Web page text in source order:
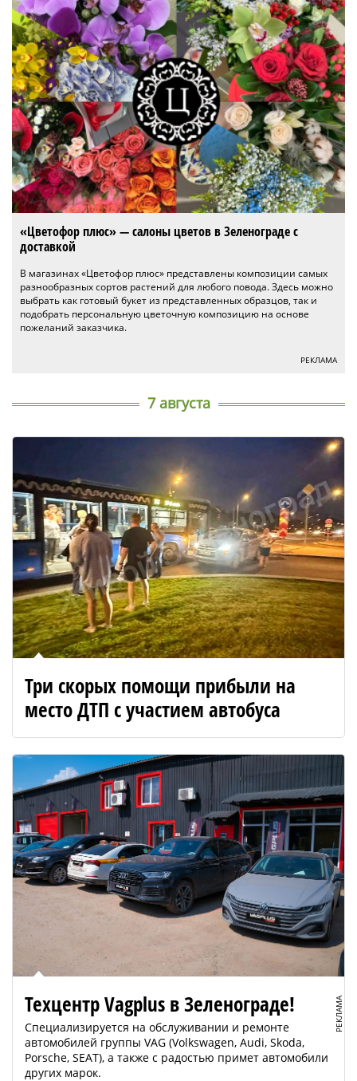
«Цветофор плюс» — салоны цветов в Зеленограде с
доставкой
В магазинах «Цветофор плюс» представлены композиции самых
разнообразных сортов растений для любого повода. Здесь можно
выбрать как готовый букет из представленных образцов, так и
подобрать персональную цветочную композицию на основе
пожеланий заказчика.
РЕКЛАМА
7 августа
Три скорых помощи прибыли на
место ДТП с участием автобуса
РЕКЛАМА
Техцентр Vagplus в Зеленограде!
Специализируется на обслуживании и ремонте
автомобилей группы VAG (Volkswagen, Audi, Skoda,
Porsche, SEAT), а также с радостью примет автомобили
других марок.